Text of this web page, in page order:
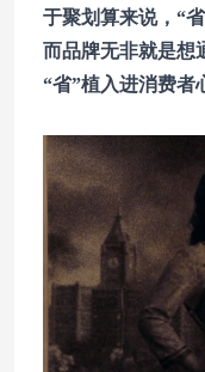
于聚划算来说，“
而品牌无非就是想
“省”植入进消费者